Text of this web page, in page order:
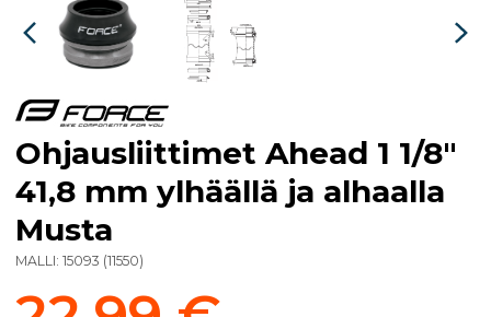
Ohjausliittimet Ahead 1 1/8"
41,8 mm ylhäällä ja alhaalla
Musta
MALLI: 15093 (11550)